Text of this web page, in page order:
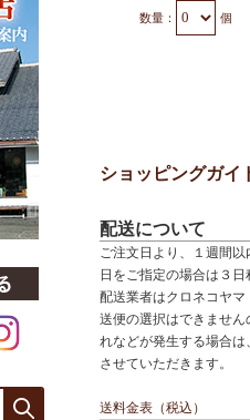
数量： 個
ショッピングガイ
配送について
ご注文日より、１週間
日をご指定の場合は３日
配送業者はクロネコヤ
送便の選択はできませ
れなどが発生する場合
させていただきます。
送料金表（税込）